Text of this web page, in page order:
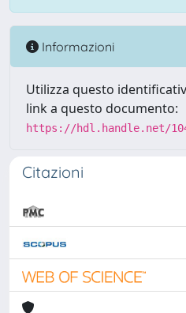
Informazioni
Utilizza questo
link a questo documento:
https://hdl.handle.net/
Citazioni